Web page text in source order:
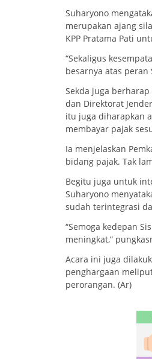
Suharyono
merupakan ajang
KPP Pratama Pati
“Sekaligus
besarnya atas
Sekda juga
dan Direktorat
itu juga diharapkan
membayar pajak
Ia menjelaskan
bidang pajak. Tak
Begitu juga untuk
Suharyono
sudah terintegrasi
“Semoga kedepan
meningkat,”
Acara ini juga
penghargaan
perorangan. (Ar)